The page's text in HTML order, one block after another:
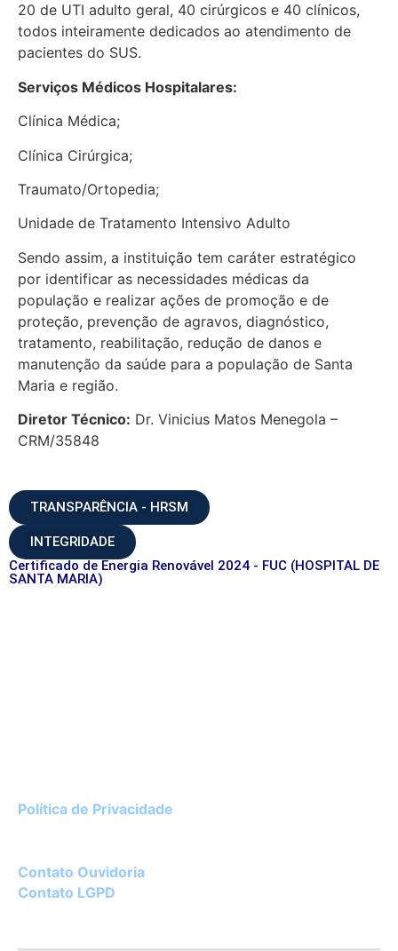
20 de UTI adulto geral, 40 cirúrgicos e 40 clínicos,
todos inteiramente dedicados ao atendimento de
pacientes do SUS.
Serviços Médicos Hospitalares:
Clínica Médica;
Clínica Cirúrgica;
Traumato/Ortopedia;
Unidade de Tratamento Intensivo Adulto
Sendo assim, a instituição tem caráter estratégico
por identificar as necessidades médicas da
população e realizar ações de promoção e de
proteção, prevenção de agravos, diagnóstico,
tratamento, reabilitação, redução de danos e
manutenção da saúde para a população de Santa
Maria e região.
Diretor Técnico: Dr. Vinicius Matos Menegola –
CRM/35848
TRANSPARÊNCIA - HRSM
INTEGRIDADE
Certificado de Energia Renovável 2024 - FUC (HOSPITAL DE
SANTA MARIA)
Política de Privacidade
Contato Ouvidoria
Contato LGPD